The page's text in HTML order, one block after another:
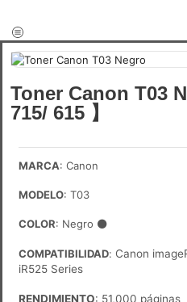
Toner Canon T03
715/ 615 】
MARCA: Canon
MODELO: T03
COLOR: Negro ⚫
COMPATIBILIDAD: Canon
iR525 Series
RENDIMIENTO: 51,000 páginas